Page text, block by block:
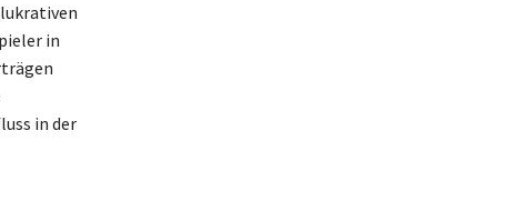
in
in der